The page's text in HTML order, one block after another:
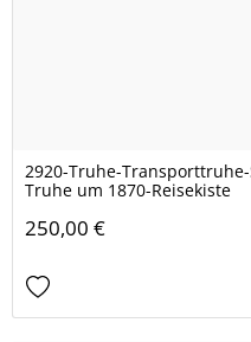
2920-Truhe-
Truhe um 1870-Reisekiste
250,00 €